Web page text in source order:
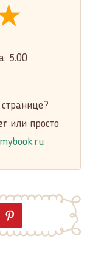
5.00
или просто